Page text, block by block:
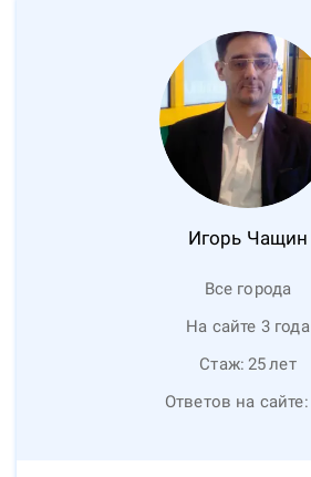
Игорь Чащин
Все города
На сайте 3 года
Стаж: 25лет
Ответов на сайте: